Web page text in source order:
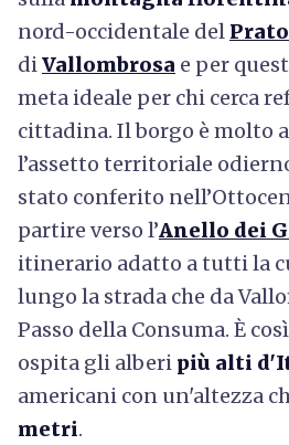
nord-occidentale del
di Vallombrosa e per
meta ideale per chi cerca
cittadina. Il borgo è molto
l’assetto territoriale
stato conferito
partire verso l’Anello dei
itinerario adatto a tutti la
lungo la strada che da
Passo della Consuma. È
ospita gli alberi più alti
americani con un'altezza
metri.